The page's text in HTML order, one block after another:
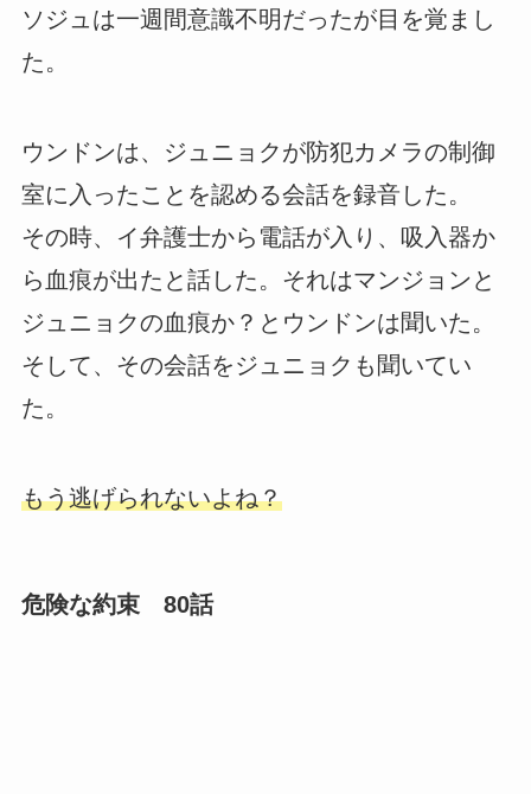
ソジュは一週間意識不明だったが目を覚まし
た。
ウンドンは、ジュニョクが防犯カメラの制御
室に入ったことを認める会話を録音した。
その時、イ弁護士から電話が入り、吸入器か
ら血痕が出たと話した。それはマンジョンと
ジュニョクの血痕か？とウンドンは聞いた。
そして、その会話をジュニョクも聞いてい
た。
もう逃げられないよね？
危険な約束 80話